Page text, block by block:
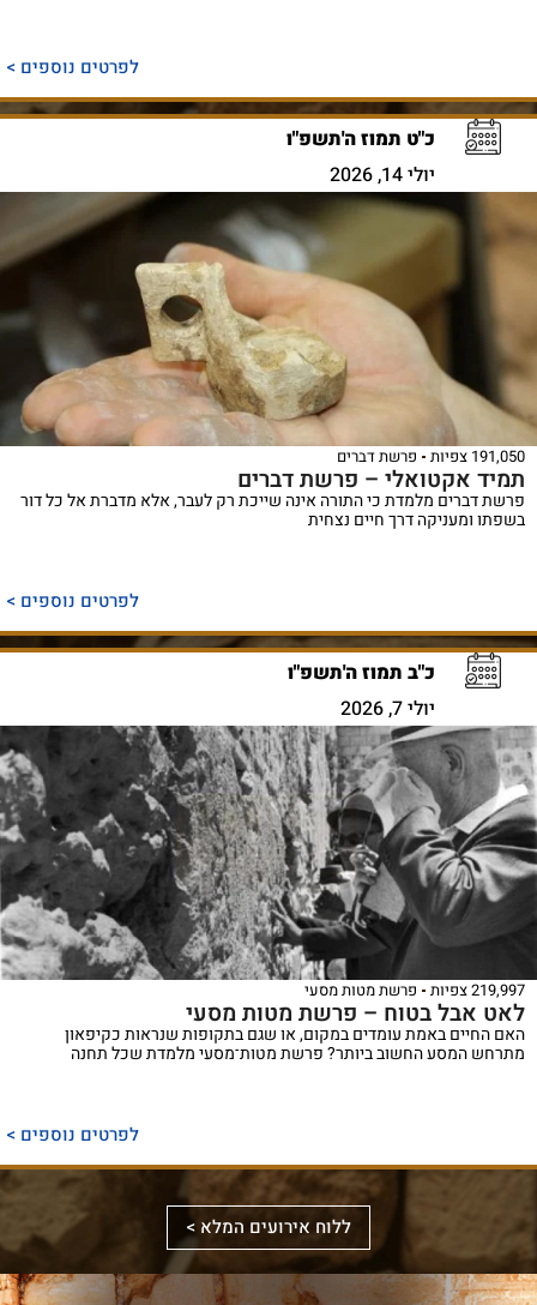
לפרטים נוספים >
כ"ט תמוז ה'תשפ"ו
יולי 14, 2026
191,050 צפיות פרשת דברים
תמיד אקטואלי – פרשת דברים
פרשת דברים מלמדת כי התורה אינה שייכת רק לעבר, אלא מדברת אל כל דור
בשפתו ומעניקה דרך חיים נצחית
לפרטים נוספים >
כ"ב תמוז ה'תשפ"ו
יולי 7, 2026
219,997 צפיות פרשת מטות מסעי
לאט אבל בטוח – פרשת מטות מסעי
האם החיים באמת עומדים במקום, או שגם בתקופות שנראות כקיפאון
מתרחש המסע החשוב ביותר? פרשת מטות־מסעי מלמדת שכל תחנה
לפרטים נוספים >
ללוח אירועים המלא >
הדינים
באמצעות
ספר
מפואר